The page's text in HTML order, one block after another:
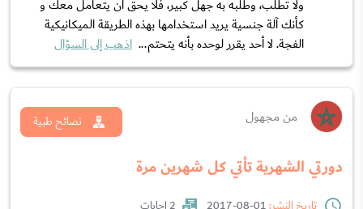
ولا تطلب، وطلبه به جهل كبير، فلا يحق أن يتعامل معك و
كأنك آلة جنسية يريد استخدامها بهذه الطريقة الميكانيكية
الفجة. لا أحد يقرر لوحده بأنه يتحتم... اذهب إلى السؤال
من مجهول
دورتي الشهرية تأتي كل شهرين مرة
نصائح طبية